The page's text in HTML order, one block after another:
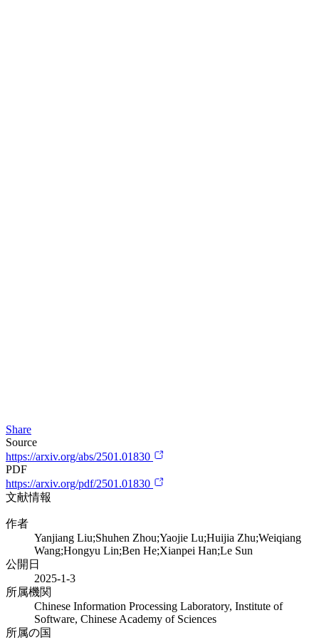
Share
Source
https://arxiv.org/abs/2501.01830
PDF
https://arxiv.org/pdf/2501.01830
文献情報
作者
Yanjiang Liu;Shuhen Zhou;Yaojie Lu;Huijia Zhu;Weiqiang
Wang;Hongyu Lin;Ben He;Xianpei Han;Le Sun
公開日
2025-1-3
所属機関
Chinese Information Processing Laboratory, Institute of
Software, Chinese Academy of Sciences
所属の国